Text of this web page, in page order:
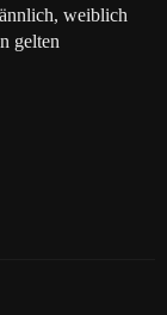
weiblich
gelten